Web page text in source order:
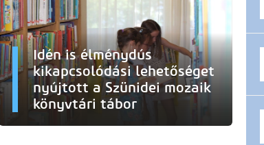
Idén is élménydús
kikapcsolódási lehetőséget
nyújtott a Szünidei mozaik
könyvtári tábor